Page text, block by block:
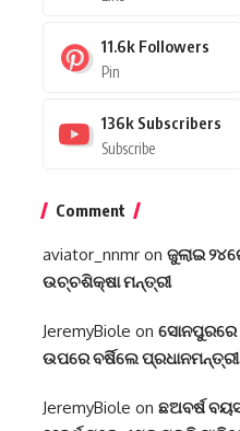
11.6k Followers
Pin
136k Subscribers
Subscribe
Comment
aviator_nnmr on ଜୁଲାଇ
ଉଚ୍ଚଶିକ୍ଷା ମନ୍ତ୍ରୀ
JeremyBiole on ସୋନପୁରରେ
ଉପରେ ବର୍ଷିଲେ
JeremyBiole on ଛଅବର୍ଷ